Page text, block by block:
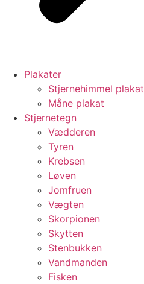
Plakater
Stjernehimmel plakat
Måne plakat
Stjernetegn
Vædderen
Tyren
Krebsen
Løven
Jomfruen
Vægten
Skorpionen
Skytten
Stenbukken
Vandmanden
Fisken